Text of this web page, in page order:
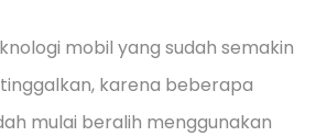
mobil yang sudah semakin
karena beberapa
mulai beralih menggunakan